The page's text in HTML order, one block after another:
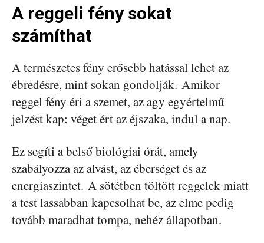
A reggeli fény sokat
számíthat
A természetes fény erősebb hatással lehet az
ébredésre, mint sokan gondolják. Amikor
reggel fény éri a szemet, az agy egyértelmű
jelzést kap: véget ért az éjszaka, indul a nap.
Ez segíti a belső biológiai órát, amely
szabályozza az alvást, az éberséget és az
energiaszintet. A sötétben töltött reggelek miatt
a test lassabban kapcsolhat be, az elme pedig
tovább maradhat tompa, nehéz állapotban.